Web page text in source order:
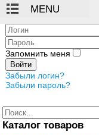
Логин
Пароль
Запомнить меня
Войти
Забыли логин?
Забыли пароль?
Каталог товаров